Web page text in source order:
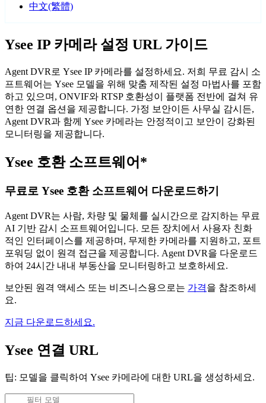
中文(繁體)
Ysee IP 카메라 설정 URL 가이드
Agent DVR로 Ysee IP 카메라를 설정하세요. 저희 무료 감시 소
프트웨어는 Ysee 모델을 위해 맞춤 제작된 설정 마법사를 포함
하고 있으며, ONVIF와 RTSP 호환성이 플랫폼 전반에 걸쳐 유
연한 연결 옵션을 제공합니다. 가정 보안이든 사무실 감시든,
Agent DVR과 함께 Ysee 카메라는 안정적이고 보안이 강화된
모니터링을 제공합니다.
Ysee 호환 소프트웨어*
무료로 Ysee 호환 소프트웨어 다운로드하기
Agent DVR는 사람, 차량 및 물체를 실시간으로 감지하는 무료
AI 기반 감시 소프트웨어입니다. 모든 장치에서 사용자 친화
적인 인터페이스를 제공하며, 무제한 카메라를 지원하고, 포트
포워딩 없이 원격 접근을 제공합니다. Agent DVR을 다운로드
하여 24시간 내내 부동산을 모니터링하고 보호하세요.
보안된 원격 액세스 또는 비즈니스용으로는 가격을 참조하세
요.
지금 다운로드하세요.
Ysee 연결 URL
팁: 모델을 클릭하여 Ysee 카메라에 대한 URL을 생성하세요.